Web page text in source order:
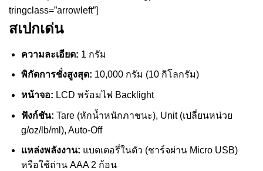
tringclass=”arrowleft”]
สเปกเด่น
ความละเอียด: 1 กรัม
พิกัดการชั่งสูงสุด: 10,000 กรัม (10 กิโลกรัม)
หน้าจอ: LCD พร้อมไฟ Backlight
ฟังก์ชัน: Tare (หักน้ำหนักภาชนะ), Unit (เปลี่ยนหน่วย
g/oz/lb/ml), Auto-Off
แหล่งพลังงาน: แบตเตอรี่ในตัว (ชาร์จผ่าน Micro USB)
หรือใช้ถ่าน AAA 2 ก้อน